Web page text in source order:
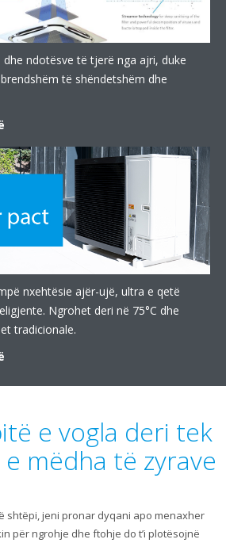
dhe ndotësve të tjerë nga ajri, duke
të shëndetshëm dhe
nxehtësie ajër-ujë, ultra e qetë
Ngrohet deri në 75°C dhe
tradicionale.
e vogla deri tek
mëdha të zyrave
shtëpi, jeni pronar dyqani apo menaxher
për ngrohje dhe ftohje do t’i plotësojnë